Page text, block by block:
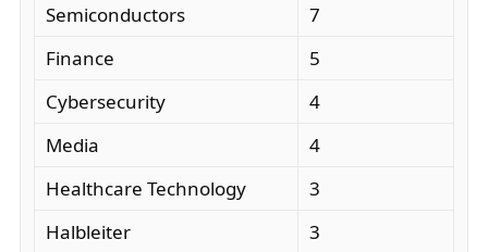
Semiconductors
7
Finance
5
Cybersecurity
4
Media
4
Healthcare Technology
3
Halbleiter
3